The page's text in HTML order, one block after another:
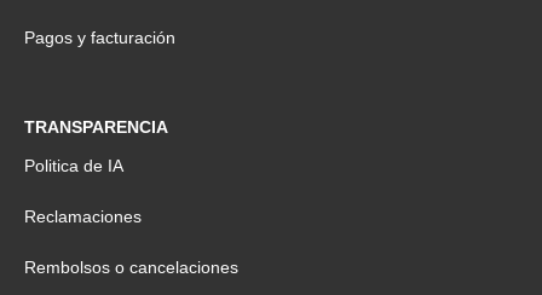
Pagos y facturación
TRANSPARENCIA
Politica de IA
Reclamaciones
Rembolsos o cancelaciones